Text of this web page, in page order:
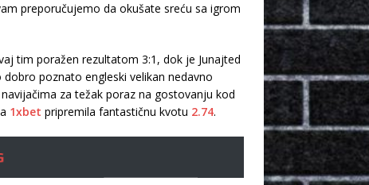
preporučujemo da okušate sreću sa igrom
tim poražen rezultatom 3:1, dok je Junajted
poznato engleski velikan nedavno
za težak poraz na gostovanju kod
1xbet pripremila fantastičnu kvotu 2.74.